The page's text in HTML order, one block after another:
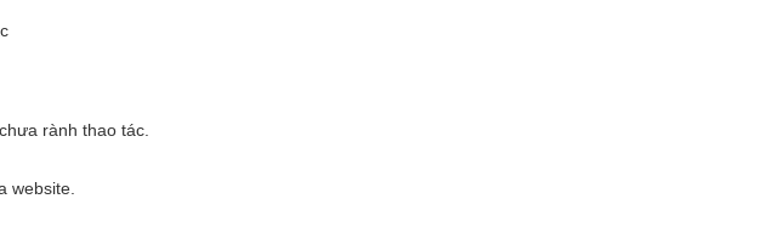
rành thao tác.
website.